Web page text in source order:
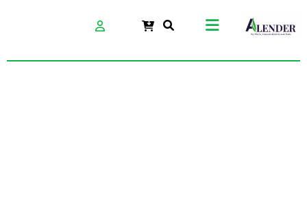
ماله تلسکوپی| ماله
بول فلوت|ماله